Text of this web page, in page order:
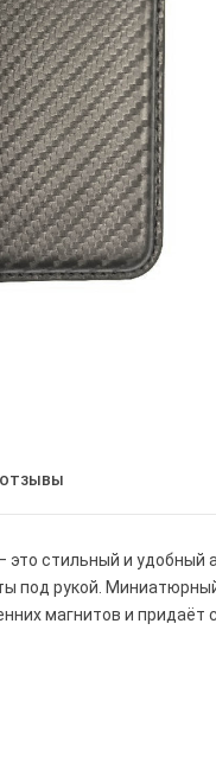
ОТЗЫВЫ
это стильный и удобный
под рукой.
магнитов и